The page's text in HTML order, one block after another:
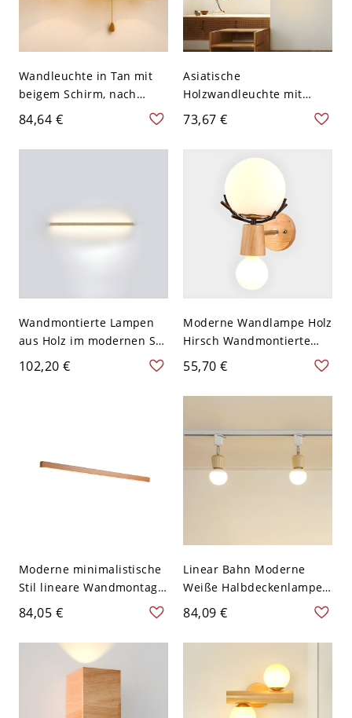
Wandleuchte in Tan mit
beigem Schirm, nach
unten gerichtet, 2 Lichter
in Holz, 110V-120V, 11,5"
84,64 €
Asiatische
Holzwandleuchte mit
geometrischem Design
und weißem Papierschirm
73,67 €
Wandmontierte Lampen
aus Holz im modernen Stil
für Schlafzimmer - 110V-
120V 59,69 cm 2 Weißlicht
102,20 €
Moderne Wandlampe Holz
Hirsch Wandmontierte
Leuchte für Esszimmer
Wohnzimmer - 110V-120V
Schwarz 2
55,70 €
Moderne minimalistische
Stil lineare Wandmontage
Lichtvorrichtung
Holzwandlicht
Wandleuchten für
Schlafzimmer - 110V-120V
Holz 49,53 cm 2
84,05 €
Linear Bahn Moderne
Weiße Halbdeckenlampe
Holzfarbe Würfel Schirm
Einfachheit
Deckenleuchte - Holz
84,09 €